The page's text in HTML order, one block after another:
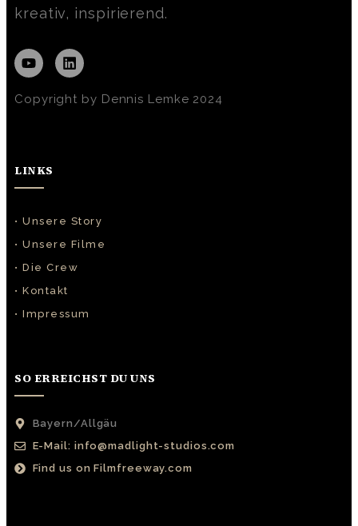
kreativ, inspirierend.
Copyright by Dennis Lemke 2024
LINKS
• Unsere Story
• Unsere Filme
• Die Crew
• Kontakt
• Impressum
SO ERREICHST DU UNS
Bayern/Allgäu
E-Mail: info@madlight-studios.com
Find us on Filmfreeway.com